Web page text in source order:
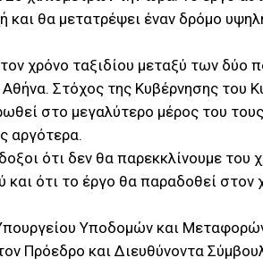
και θα μετατρέψει έναν δρόμο
χρόνο ταξιδίου μεταξύ των δύο
Στόχος της Κυβέρνησης του
στο μεγαλύτερο μέρος του
αργότερα.
ότι δεν θα παρεκκλίνουμε του
και ότι το έργο θα παραδοθεί στον
Υποδομών και
Πρόεδρο και Διευθύνοντα